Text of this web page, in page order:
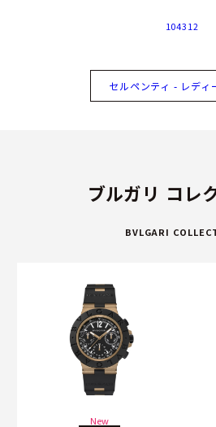
104312
セルペンティ - レディ
ブルガリ コレ
BVLGARI
New